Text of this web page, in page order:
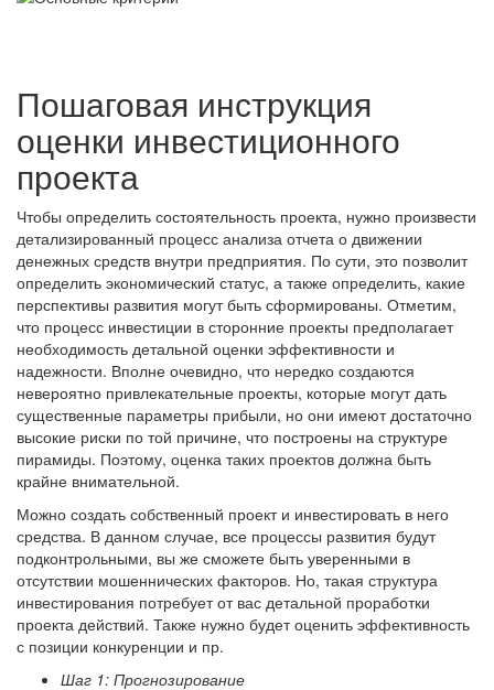
Пошаговая инструкция
оценки инвестиционного
проекта
Чтобы определить состоятельность проекта, нужно произвести
детализированный процесс анализа отчета о движении
денежных средств внутри предприятия. По сути, это позволит
определить экономический статус, а также определить, какие
перспективы развития могут быть сформированы. Отметим,
что процесс инвестиции в сторонние проекты предполагает
необходимость детальной оценки эффективности и
надежности. Вполне очевидно, что нередко создаются
невероятно привлекательные проекты, которые могут дать
существенные параметры прибыли, но они имеют достаточно
высокие риски по той причине, что построены на структуре
пирамиды. Поэтому, оценка таких проектов должна быть
крайне внимательной.
Можно создать собственный проект и инвестировать в него
средства. В данном случае, все процессы развития будут
подконтрольными, вы же сможете быть уверенными в
отсутствии мошеннических факторов. Но, такая структура
инвестирования потребует от вас детальной проработки
проекта действий. Также нужно будет оценить эффективность
с позиции конкуренции и пр.
Шаг 1: Прогнозирование